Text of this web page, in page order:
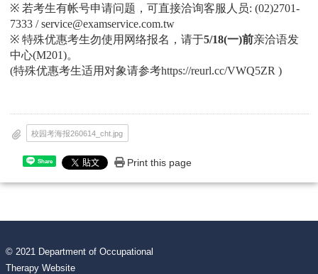
※ 若考生有帐号申请问题，可直接洽询客服人员: (02)2701-
7333 /service@examservice.com.tw
※ 特殊优惠考生勿使用网络报名，请于5/18(一)前亲洽语发
中心(M201)。
(特殊优惠考生适用对象请参考https://reurl.cc/VWQ5ZR )
校园考海报260614_cht.jpg
Share Print this page
© 2021 Department of Occupational
Therapy Website